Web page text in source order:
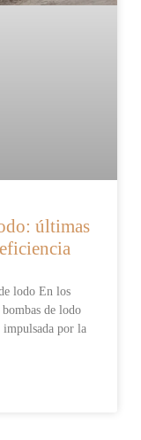
últimas
lodo En los
de lodo
por la